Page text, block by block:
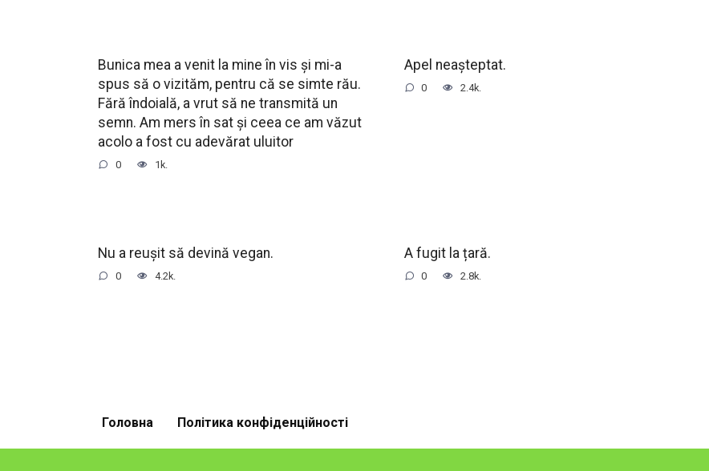
Bunica mea a venit la mine în vis și mi-a
spus să o vizităm, pentru că se simte rău.
Fără îndoială, a vrut să ne transmită un
semn. Am mers în sat și ceea ce am văzut
acolo a fost cu adevărat uluitor
0 1k.
Apel neașteptat.
0 2.4k.
Nu a reușit să devină vegan.
0 4.2k.
A fugit la țară.
0 2.8k.
Головна Політика конфіденційності